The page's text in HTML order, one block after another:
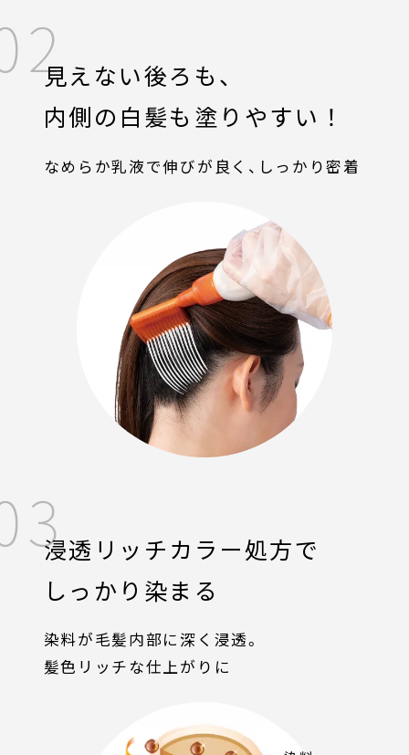
見えない後ろも、
内側の白髪も塗りやすい！
なめらか乳液で伸びが良く、しっかり密着
浸透リッチカラー処方で
しっかり染まる
染料が毛髪内部に深く浸透。
髪色リッチな仕上がりに